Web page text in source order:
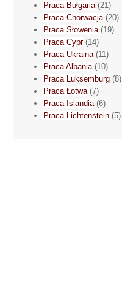
Praca Bułgaria(21)
Praca Chorwacja(20)
Praca Słowenia(19)
Praca Cypr(14)
Praca Ukraina(11)
Praca Albania(10)
Praca Luksemburg (8)
Praca Łotwa(7)
Praca Islandia(6)
Praca Lichtenstein (5)